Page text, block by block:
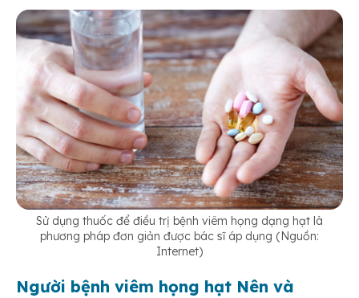
Sử dụng thuốc để điều trị bệnh viêm họng dạng hạt là
phương pháp đơn giản được bác sĩ áp dụng (Nguồn:
Internet)
Người bệnh viêm họng hạt Nên và